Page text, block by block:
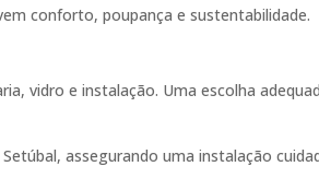
conforto, poupança e sustentabilidade.
vidro e instalação. Uma escolha
assegurando uma instalação